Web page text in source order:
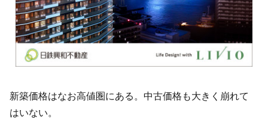
新築価格はなお高値圏にある。中古価格も大きく崩れて
はいない。